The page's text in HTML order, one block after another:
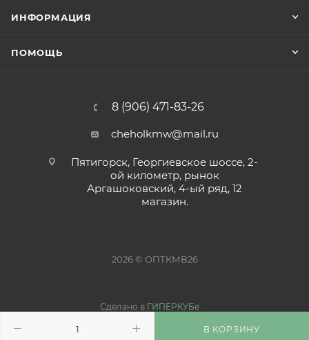
В КОРЗИНУ
ИНФОРМАЦИЯ
ПОМОЩЬ
8 (906) 471-83-26
cheholkmw@mail.ru
Пятигорск, Георгиевское шоссе, 2-
ой километр, рынок
Аргашоковский, 4-ый ряд, 12
магазин.
2026 © ОПТКМВ26
Сделано в ГИПЕРКУБе